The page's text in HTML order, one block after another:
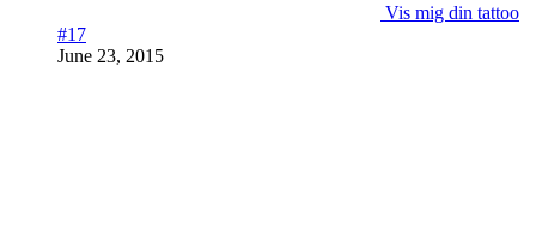
Vis mig din tattoo
#17
June 23, 2015